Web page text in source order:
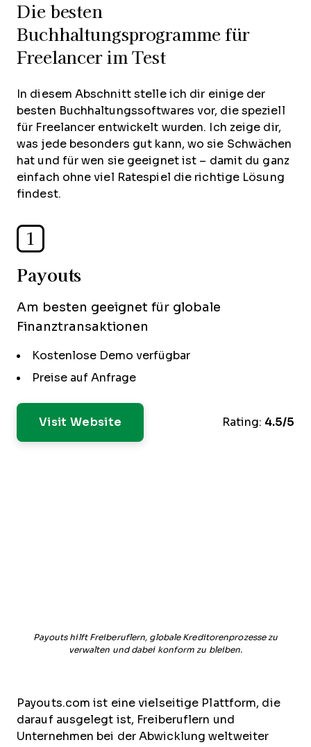
Die besten
Buchhaltungsprogramme für
Freelancer im Test
In diesem Abschnitt stelle ich dir einige der
besten Buchhaltungssoftwares vor, die speziell
für Freelancer entwickelt wurden. Ich zeige dir,
was jede besonders gut kann, wo sie Schwächen
hat und für wen sie geeignet ist – damit du ganz
einfach ohne viel Ratespiel die richtige Lösung
findest.
1
Payouts
Am besten geeignet für globale
Finanztransaktionen
Kostenlose Demo verfügbar
Preise auf Anfrage
Visit Website Rating: 4.5/5
Payouts hilft Freiberuflern, globale Kreditorenprozesse zu
verwalten und dabei konform zu bleiben.
Payouts.com ist eine vielseitige Plattform, die
darauf ausgelegt ist, Freiberuflern und
Unternehmen bei der Abwicklung weltweiter